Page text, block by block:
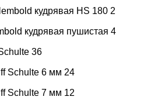
кудрявая HS 180 2
кудрявая пушистая 4
36
Schulte 6 мм 24
Schulte 7 мм 12